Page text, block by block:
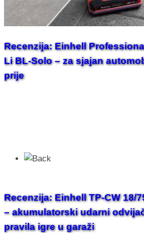
Recenzija: Einhell
Li BL-Solo – za sjajan
prije
Recenzija: Einhell TP-CW 18/
– akumulatorski udarni
pravila igre u garaži